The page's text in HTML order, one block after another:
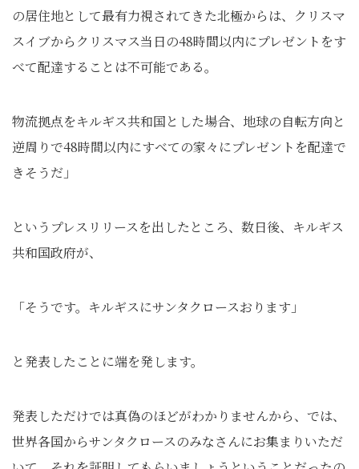
の居住地として最有力視されてきた北極からは、クリスマ
スイブからクリスマス当日の48時間以内にプレゼントをす
べて配達することは不可能である。
物流拠点をキルギス共和国とした場合、地球の自転方向と
逆周りで48時間以内にすべての家々にプレゼントを配達で
きそうだ」
というプレスリリースを出したところ、数日後、キルギス
共和国政府が、
「そうです。キルギスにサンタクロースおります」
と発表したことに端を発します。
発表しただけでは真偽のほどがわかりませんから、では、
世界各国からサンタクロースのみなさんにお集まりいただ